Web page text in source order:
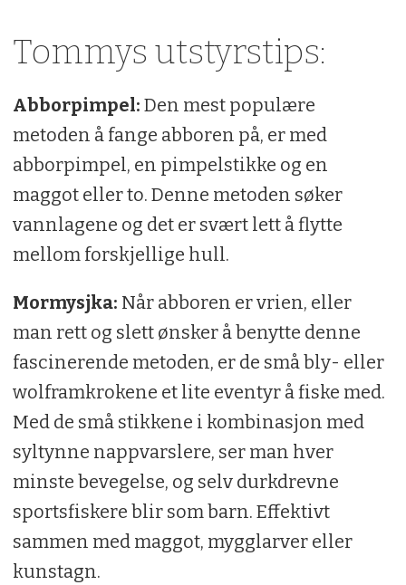
Tommys utstyrstips:
Abborpimpel: Den mest populære
metoden å fange abboren på, er med
abborpimpel, en pimpelstikke og en
maggot eller to. Denne metoden søker
vannlagene og det er svært lett å flytte
mellom forskjellige hull.
Mormysjka: Når abboren er vrien, eller
man rett og slett ønsker å benytte denne
fascinerende metoden, er de små bly- eller
wolframkrokene et lite eventyr å fiske med.
Med de små stikkene i kombinasjon med
syltynne nappvarslere, ser man hver
minste bevegelse, og selv durkdrevne
sportsfiskere blir som barn. Effektivt
sammen med maggot, mygglarver eller
kunstagn.